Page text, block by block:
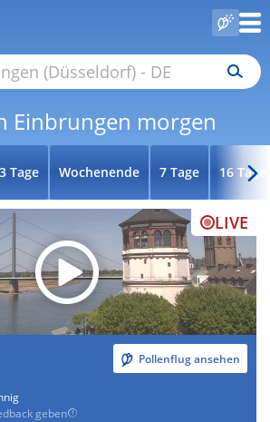
Einbrungen morgen
3 Tage Wochenende 7 Tage 16 Tage
LIVE
Pollenflug ansehen
geben